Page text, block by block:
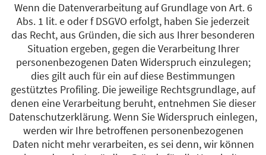
Wenn die Datenverarbeitung auf Grundlage von Art. 6
Abs. 1 lit. e oder f DSGVO erfolgt, haben Sie jederzeit
das Recht, aus Gründen, die sich aus Ihrer besonderen
Situation ergeben, gegen die Verarbeitung Ihrer
personenbezogenen Daten Widerspruch einzulegen;
dies gilt auch für ein auf diese Bestimmungen
gestütztes Profiling. Die jeweilige Rechtsgrundlage, auf
denen eine Verarbeitung beruht, entnehmen Sie dieser
Datenschutzerklärung. Wenn Sie Widerspruch einlegen,
werden wir Ihre betroffenen personenbezogenen
Daten nicht mehr verarbeiten, es sei denn, wir können